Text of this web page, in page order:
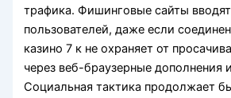
трафика. Фишинговые сайты
пользователей, даже если
казино 7 к не охраняет от
через веб-браузерные дополнения
Социальная тактика продолжает